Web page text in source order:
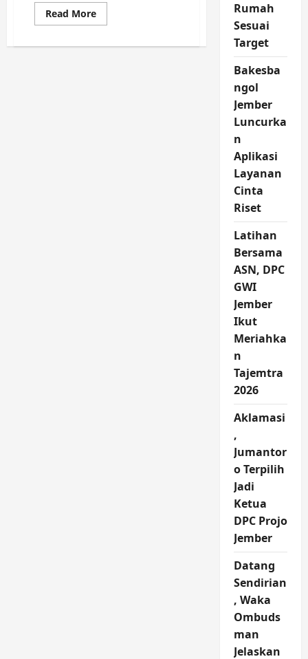
Read MoreRead
more
Balita
Rumah
Sesuai
Target
Bakesba
ngol
Jember
Luncurka
n
Aplikasi
Layanan
Cinta
Riset
Latihan
Bersama
ASN, DPC
GWI
Jember
Ikut
Meriahka
n
Tajemtra
2026
Aklamasi
,
Jumantor
o Terpilih
Jadi
Ketua
DPC Projo
Jember
Datang
Sendirian
, Waka
Ombuds
man
Jelaskan